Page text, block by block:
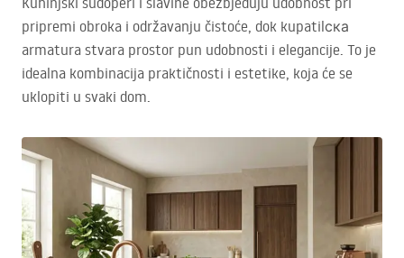
pripremi obroka i održavanju čistoće, dok kupatilска
armatura stvara prostor pun udobnosti i elegancije. To je
idealna kombinacija praktičnosti i estetike, koja će se
uklopiti u svaki dom.